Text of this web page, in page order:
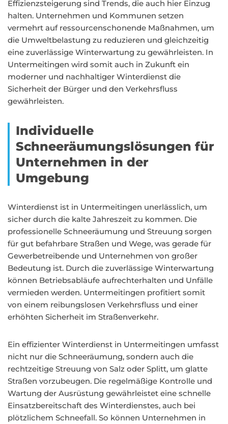
Effizienzsteigerung sind Trends, die auch hier Einzug
halten. Unternehmen und Kommunen setzen
vermehrt auf ressourcenschonende Maßnahmen, um
die Umweltbelastung zu reduzieren und gleichzeitig
eine zuverlässige Winterwartung zu gewährleisten. In
Untermeitingen wird somit auch in Zukunft ein
moderner und nachhaltiger Winterdienst die
Sicherheit der Bürger und den Verkehrsfluss
gewährleisten.
Individuelle
Schneeräumungslösungen für
Unternehmen in der
Umgebung
Winterdienst ist in Untermeitingen unerlässlich, um
sicher durch die kalte Jahreszeit zu kommen. Die
professionelle Schneeräumung und Streuung sorgen
für gut befahrbare Straßen und Wege, was gerade für
Gewerbetreibende und Unternehmen von großer
Bedeutung ist. Durch die zuverlässige Winterwartung
können Betriebsabläufe aufrechterhalten und Unfälle
vermieden werden. Untermeitingen profitiert somit
von einem reibungslosen Verkehrsfluss und einer
erhöhten Sicherheit im Straßenverkehr.
Ein effizienter Winterdienst in Untermeitingen umfasst
nicht nur die Schneeräumung, sondern auch die
rechtzeitige Streuung von Salz oder Splitt, um glatte
Straßen vorzubeugen. Die regelmäßige Kontrolle und
Wartung der Ausrüstung gewährleistet eine schnelle
Einsatzbereitschaft des Winterdienstes, auch bei
plötzlichem Schneefall. So können Unternehmen in